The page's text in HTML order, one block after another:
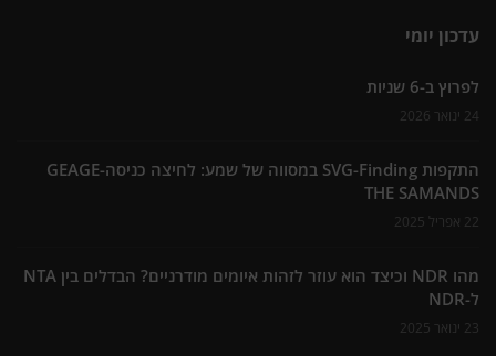
עדכון יומי
לפרוץ ב-6 שניות
24 ינואר 2026
התקפות SVG-Finding במסווה של שמע: לחיצה כניסה-GEAGE
THE SAMANDS
22 אפריל 2025
מהו NDR וכיצד הוא עוזר לזהות איומים מודרניים? הבדלים בין NTA
ל-NDR
23 ינואר 2025